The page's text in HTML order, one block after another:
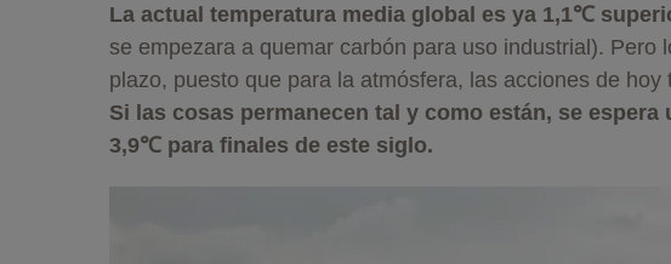
La actual temperatura media global es ya 1,1℃
se empezara a quemar carbón para uso industrial).
plazo, puesto que para la atmósfera, las acciones de
Si las cosas permanecen tal y como están, se
3,9℃ para finales de este siglo.